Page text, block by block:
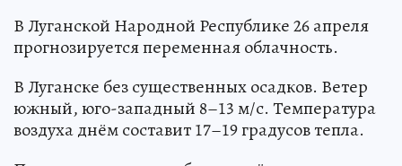
В Луганской Народной Республике 26 апреля
прогнозируется переменная облачность.
В Луганске без существенных осадков. Ветер
южный, юго-западный 8–13 м/с. Температура
воздуха днём составит 17–19 градусов тепла.